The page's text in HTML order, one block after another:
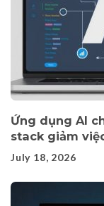
Ứng dụng AI
stack giảm
July 18, 2026